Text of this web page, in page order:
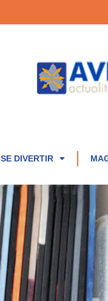
SE DIVERTIR